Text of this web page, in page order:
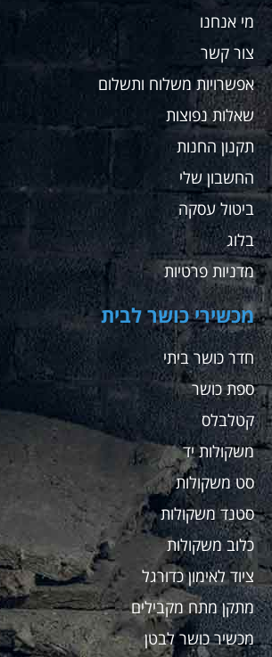
לקנות
ממליץ
בחום
מי אנחנו
צור קשר
אפשרויות משלוח ותשלום
שאלות נפוצות
תקנון החנות
החשבון שלי
ביטול עסקה
בלוג
מדניות פרטיות
מכשירי כושר לבית
חדר כושר ביתי
ספת כושר
קטלבלס
משקולות יד
סט משקולות
סטנד משקולות
כלוב משקולות
ציוד לאימון כדורגל
מתקן מתח מקבילים
מכשיר כושר לבטן